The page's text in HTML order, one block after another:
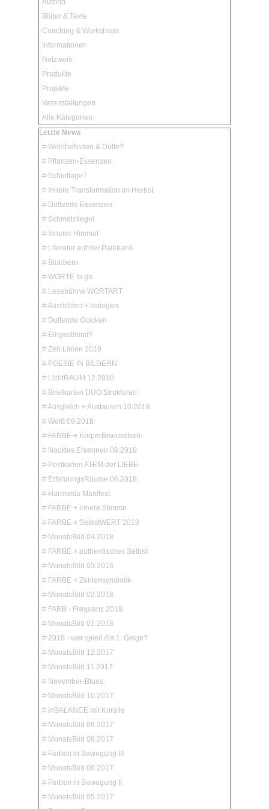
oder Zentrum?
Autorin
Bilder & Texte
Coaching & Workshops
Informationen
Netzwerk
Produkte
Projekte
Veranstaltungen
Alle Kategorien
Block überspringen Letzte News
Letzte News
# Wohlbefinden & Düfte?
# Pflanzen-Essenzen
# Schieflage?
# Innere Transformation im Herbst
# Duftende Essenzen
# Schmelztiegel
# Innerer Himmel
# Literatur auf der Parkbank
# Blubbern
# WORTE to go
# Lesebühne WORTART
# Ausrichten + loslegen
# Duftende Glocken
# Eingestimmt?
# Zeit-Linien 2019
# POESIE IN BILDERN
# LichtRAUM 12.2018
# Briefkarten DUO.Strukturen
# Ausgleich + Austausch 10.2018
# Weiß 09.2018
# FARBE + KörperBewusstsein
# Nacktes Erkennen 08.2018
# Postkarten ATEM der LIEBE
# ErfahrungsRäume 06.2018
# Harmonia Manifest
# FARBE + innere Stimme
# FARBE + SelbstWERT 2018
# MonatsBild 04.2018
# FARBE + authentisches Selbst
# MonatsBild 03.2018
# FARBE + Zahlensymbolik
# MonatsBild 02.2018
# FARB - Frequenz 2018
# MonatsBild 01.2018
# 2018 - wer spielt die 1. Geige?
# MonatsBild 12.2017
# MonatsBild 11.2017
# November-Blues
# MonatsBild 10.2017
# inBALANCE mit Koralle
# MonatsBild 09.2017
# MonatsBild 08.2017
# Farben in Bewegung III
# MonatsBild 06.2017
# Farben in Bewegung II
# MonatsBild 05.2017